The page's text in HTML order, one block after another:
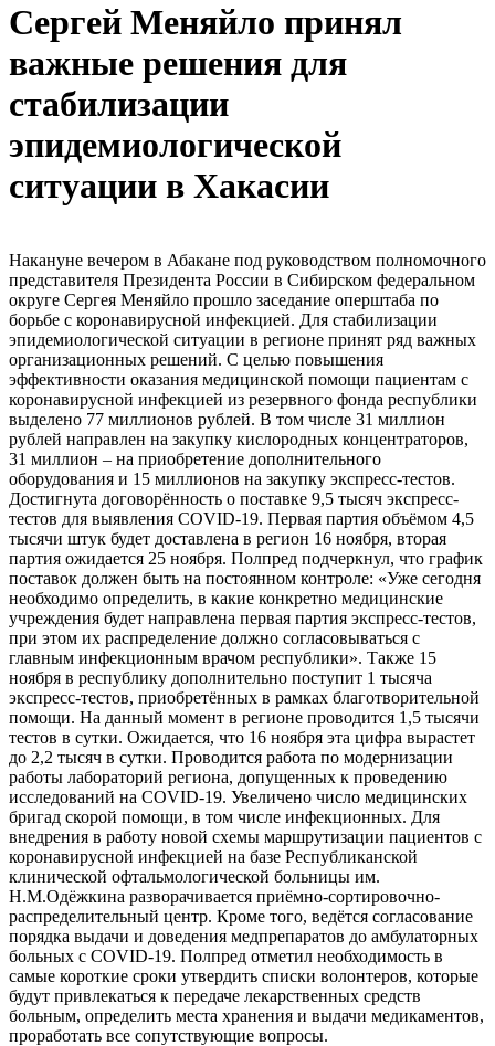
Сергей Меняйло принял
важные решения для
стабилизации
эпидемиологической
ситуации в Хакасии
Накануне вечером в Абакане под руководством полномочного
представителя Президента России в Сибирском федеральном
округе Сергея Меняйло прошло заседание оперштаба по
борьбе с коронавирусной инфекцией. Для стабилизации
эпидемиологической ситуации в регионе принят ряд важных
организационных решений. С целью повышения
эффективности оказания медицинской помощи пациентам с
коронавирусной инфекцией из резервного фонда республики
выделено 77 миллионов рублей. В том числе 31 миллион
рублей направлен на закупку кислородных концентраторов,
31 миллион – на приобретение дополнительного
оборудования и 15 миллионов на закупку экспресс-тестов.
Достигнута договорённость о поставке 9,5 тысяч экспресс-
тестов для выявления COVID-19. Первая партия объёмом 4,5
тысячи штук будет доставлена в регион 16 ноября, вторая
партия ожидается 25 ноября. Полпред подчеркнул, что график
поставок должен быть на постоянном контроле: «Уже сегодня
необходимо определить, в какие конкретно медицинские
учреждения будет направлена первая партия экспресс-тестов,
при этом их распределение должно согласовываться с
главным инфекционным врачом республики». Также 15
ноября в республику дополнительно поступит 1 тысяча
экспресс-тестов, приобретённых в рамках благотворительной
помощи. На данный момент в регионе проводится 1,5 тысячи
тестов в сутки. Ожидается, что 16 ноября эта цифра вырастет
до 2,2 тысяч в сутки. Проводится работа по модернизации
работы лабораторий региона, допущенных к проведению
исследований на COVID-19. Увеличено число медицинских
бригад скорой помощи, в том числе инфекционных. Для
внедрения в работу новой схемы маршрутизации пациентов с
коронавирусной инфекцией на базе Республиканской
клинической офтальмологической больницы им.
Н.М.Одёжкина разворачивается приёмно-сортировочно-
распределительный центр. Кроме того, ведётся согласование
порядка выдачи и доведения медпрепаратов до амбулаторных
больных с COVID-19. Полпред отметил необходимость в
самые короткие сроки утвердить списки волонтеров, которые
будут привлекаться к передаче лекарственных средств
больным, определить места хранения и выдачи медикаментов,
проработать все сопутствующие вопросы.